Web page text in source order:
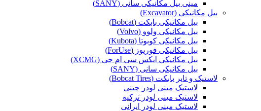
مینی بیل مکانیکی سانی (SANY)
بیل مکانیکی (Excavator)
بیل مکانیکی بابکت (Bobcat)
بیل مکانیکی ولوو (Volvo)
بیل مکانیکی کوبوتا (Kubota)
بیل مکانیکی فوریوز (ForUse)
بیل مکانیکی ایکس سی ام جی (XCMG)
بیل مکانیکی سانی (SANY)
لاستیک و تایر بابکت (Bobcat Tires)
لاستیک مینی لودر چینی
لاستیک مینی لودر ترکیه
لاستیک مینی لودر ایرانی